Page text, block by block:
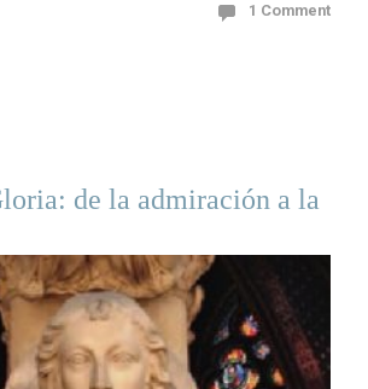
1 Comment
de la admiración a la